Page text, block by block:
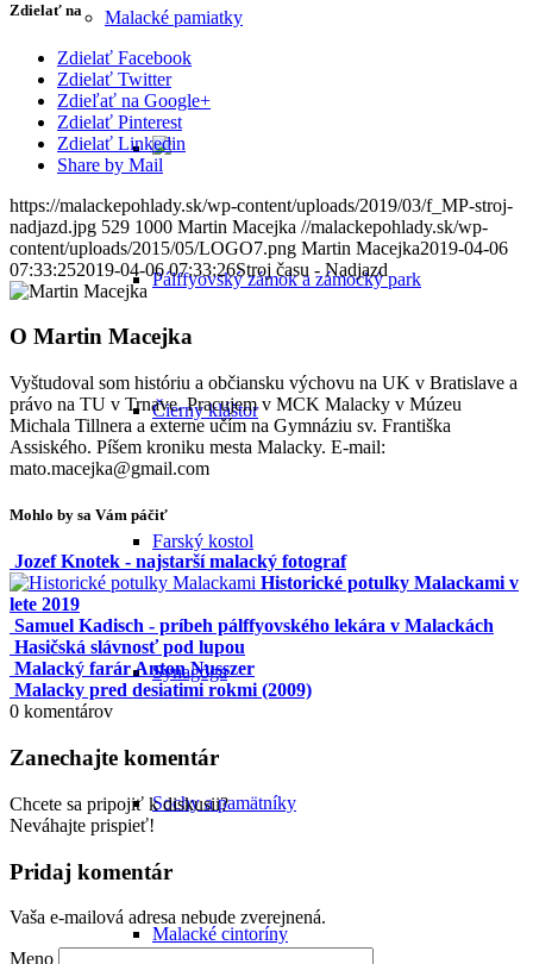
Malacké pamiatky
Pálffyovský zámok a zámocký park
Čierny kláštor
Farský kostol
Synagóga
Sochy a pamätníky
Malacké cintoríny
Zdielať na
Zdielať Facebook
Zdielať Twitter
Zdieľať na Google+
Zdielať Pinterest
Zdielať Linkedin
Share by Mail
https://malackepohlady.sk/wp-content/uploads/2019/03/f_MP-stroj-
nadjazd.jpg 529 1000 Martin Macejka //malackepohlady.sk/wp-
content/uploads/2015/05/LOGO7.png Martin Macejka2019-04-06
07:33:252019-04-06 07:33:26Stroj času - Nadjazd
O Martin Macejka
Vyštudoval som históriu a občiansku výchovu na UK v Bratislave a
právo na TU v Trnave. Pracujem v MCK Malacky v Múzeu
Michala Tillnera a externe učím na Gymnáziu sv. Františka
Assiského. Píšem kroniku mesta Malacky. E-mail:
mato.macejka@gmail.com
Mohlo by sa Vám páčiť
Jozef Knotek - najstarší malacký fotograf
Historické potulky Malackami v
lete 2019
Samuel Kadisch - príbeh pálffyovského lekára v Malackách
Hasičská slávnosť pod lupou
Malacký farár Anton Nusszer
Malacky pred desiatimi rokmi (2009)
0 komentárov
Zanechajte komentár
Chcete sa pripojiť k diskusii?
Neváhajte prispieť!
Pridaj komentár
Vaša e-mailová adresa nebude zverejnená.
Meno